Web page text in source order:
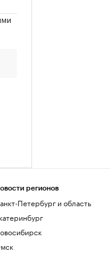
регионов
Петербург и область